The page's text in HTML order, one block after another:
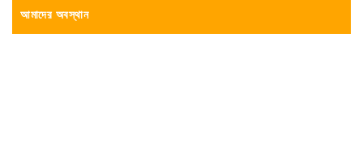
আমাদের অবস্থান